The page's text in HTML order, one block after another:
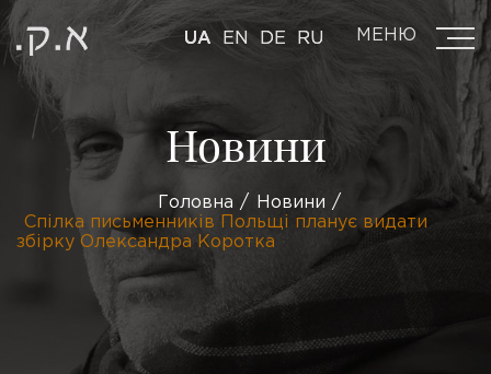
UA EN DE RU МЕНЮ
Новини
Головна
Новини
Спілка письменників Польщі планує видати
збірку Олександра Коротка